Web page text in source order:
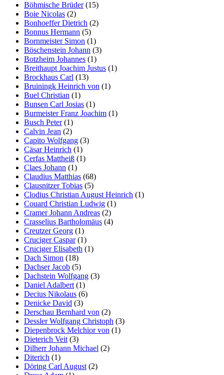
Böhmische Brüder(15)
Boie Nicolas (2)
Bonhoeffer Dietrich (2)
Bonnus Hermann (5)
Bornmeister Simon (1)
Böschenstein Johann (3)
Botzheim Johannes (1)
Breithaupt Joachim Justus (1)
Brockhaus Carl (13)
Bruiningk Heinrich von (1)
Buel Christian (1)
Bunsen Carl Josias (1)
Burmeister Franz Joachim (1)
Busch Peter(1)
Calvin Jean (2)
Capito Wolfgang (3)
Cäsar Heinrich (1)
Cerfas Mattheiß (1)
Claes Johann (1)
Claudius Matthias (68)
Clausnitzer Tobias (5)
Clodius Christian August Heinrich (1)
Couard Christian Ludwig (1)
Cramer Johann Andreas (2)
Crasselius Bartholomäus (4)
Creutzer Georg (1)
Cruciger Caspar(1)
Cruciger Elisabeth (1)
Dach Simon (18)
Dachser Jacob (5)
Dachstein Wolfgang (3)
Daniel Adalbert (1)
Decius Nikolaus (6)
Denicke David (3)
Derschau Bernhard von (2)
Dessler Wolfgang Christoph (3)
Diepenbrock Melchior von (1)
Dieterich Veit (3)
Dilherr Johann Michael (2)
Diterich (1)
Döring Carl August (2)